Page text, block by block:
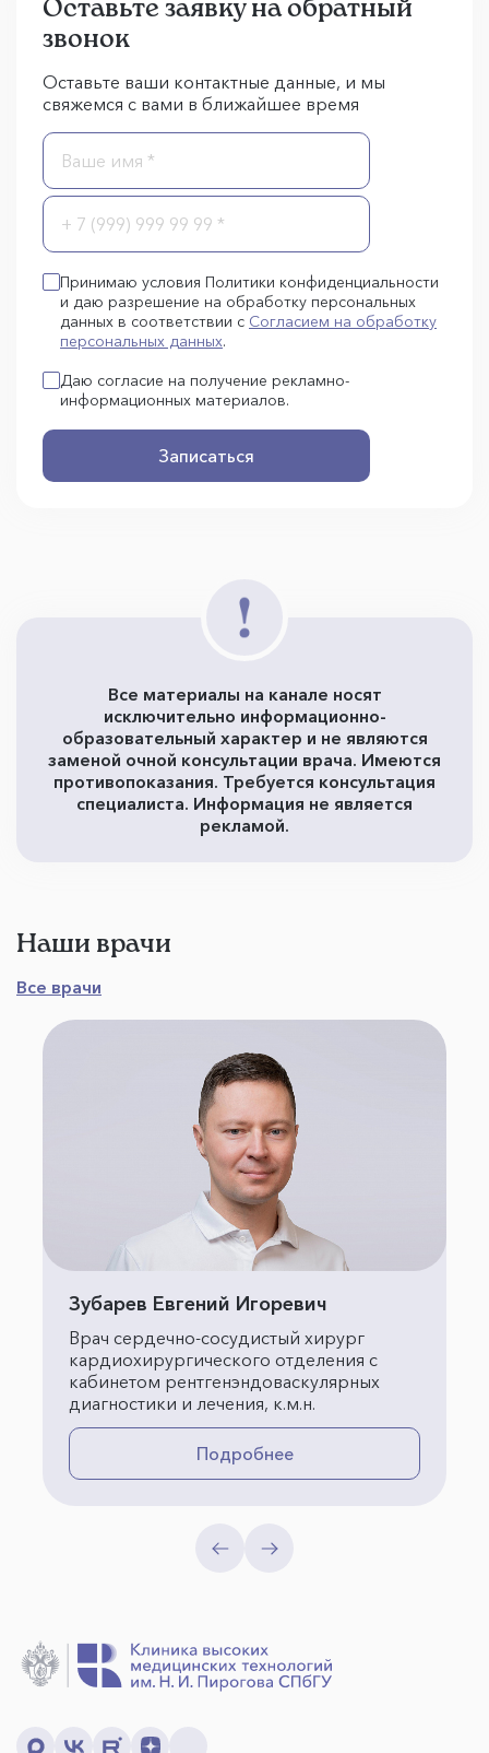
Оставьте заявку на обратный
звонок
Оставьте ваши контактные данные, и мы
свяжемся с вами в ближайшее время
Принимаю условия Политики конфиденциальности
и даю разрешение на обработку персональных
данных в соответствии с Согласием на обработку
персональных данных.
Даю согласие на получение рекламно-
информационных материалов.
Записаться
Все материалы на канале носят
исключительно информационно-
образовательный характер и не являются
заменой очной консультации врача. Имеются
противопоказания. Требуется консультация
специалиста. Информация не является
рекламой.
Наши врачи
Все врачи
Зубарев Евгений Игоревич
Врач сердечно-сосудистый хирург
кардиохирургического отделения с
кабинетом рентгенэндоваскулярных
диагностики и лечения, к.м.н.
Подробнее